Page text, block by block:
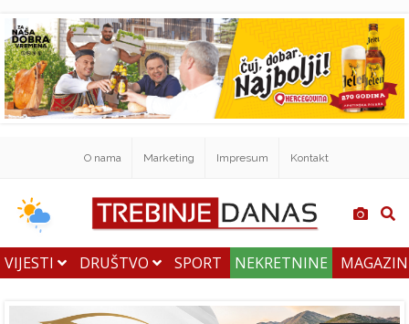
O nama Marketing Impresum Kontakt
VIJESTI DRUŠTVO SPORT NEKRETNINE